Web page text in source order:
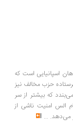
اسپانیایی است که
حزب مخالف نیز
که بیشتر از سر
الس امنیت ناشی از
می‌دهد. ...